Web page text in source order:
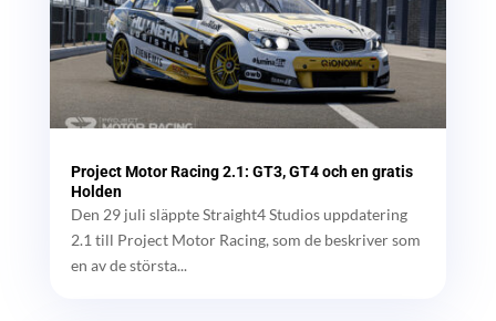
Project Motor Racing 2.1: GT3, GT4 och en gratis
Holden
Den 29 juli släppte Straight4 Studios uppdatering
2.1 till Project Motor Racing, som de beskriver som
en av de största...